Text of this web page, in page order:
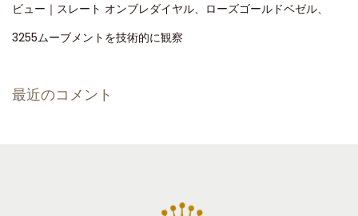
ビュー｜スレート オンブレダイヤル、ローズゴールドベゼル、
3255ムーブメントを技術的に観察
最近のコメント